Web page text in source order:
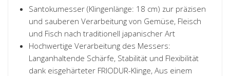
Santokumesser (Klingenlänge: 18 cm) zur präzisen
und sauberen Verarbeitung von Gemüse, Fleisch
und Fisch nach traditionell japanischer Art
Hochwertige Verarbeitung des Messers:
Langanhaltende Schärfe, Stabilität und Flexibilität
dank eisgehärteter FRIODUR-Klinge, Aus einem